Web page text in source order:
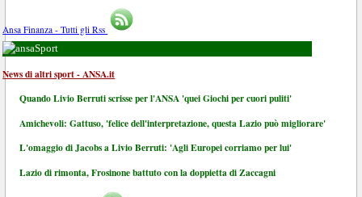
Ansa Finanza - Tutti gli Rss
Sport
News di altri sport - ANSA.it
Quando Livio Berruti scrisse per l'ANSA 'quei Giochi per cuori puliti'
Amichevoli: Gattuso, 'felice dell'interpretazione, questa Lazio può migliorare'
L'omaggio di Jacobs a Livio Berruti: 'Agli Europei corriamo per lui'
Lazio di rimonta, Frosinone battuto con la doppietta di Zaccagni